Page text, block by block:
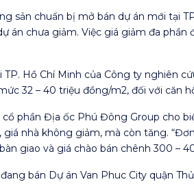
sản chuẩn bị mở bán dự án mới tại
án chưa giảm. Việc giá giảm đa
Hồ Chí Minh của Công ty nghiên
32 – 40 triệu đồng/m2, đối với căn
phần Địa ốc Phú Đông Group cho
nhà không giảm, mà còn tăng.
giao và giá chào bán chênh 300 –
bán Dự án Van Phuc City quận